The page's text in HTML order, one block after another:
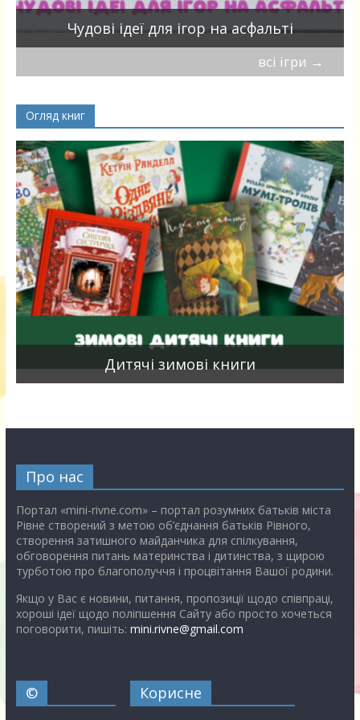
Чудові ідеї для ігор на асфальті
всі ігри →
Огляд книг
Дитячі зимові книги
Про нас
Портал «mini-rivne.com» – портал розумних батьків міста
Рівне створений з метою об’єднання батьків Рівного,
створення затишного майданчика для спілкування,
обговорення питань материнства і дитинства, з щирою
турботою про благополуччя і процвітання Вашої родини.
Якщо у Вас є новини, питання, пропозиції щодо співпраці,
хороші ідеї щодо поліпшення Сайту або просто хочеться
поговорити, пишіть: mini.rivne@gmail.com
© Корисне